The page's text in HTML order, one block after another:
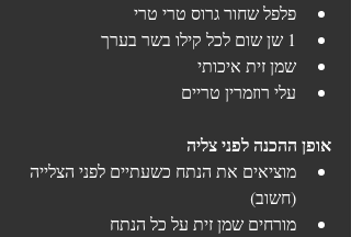
פלפל שחור גרוס טרי טרי
1 שן שום לכל קילו בשר בערך
שמן זית איכותי
עלי רוזמרין טריים
אופן ההכנה לפני צליה
מוציאים את הנתח כשעתיים לפני הצלייה
(חשוב)
מורחים שמן זית על כל הנתח